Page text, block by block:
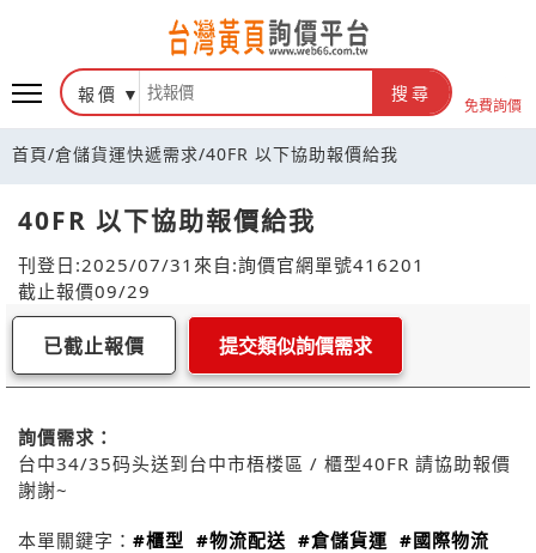
報價 搜尋
免費詢價
首頁/倉儲貨運快遞需求/40FR 以下協助報價給我
40FR 以下協助報價給我
刊登日:2025/07/31 來自:詢價官網單號416201
截止報價09/29
已截止報價 提交類似詢價需求
詢價需求：
台中34/35码头送到台中市梧楼區 / 櫃型40FR 請協助報價
謝謝~
本單關鍵字： #櫃型 #物流配送 #倉儲貨運 #國際物流